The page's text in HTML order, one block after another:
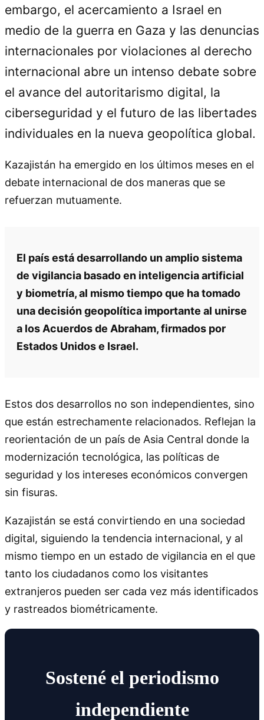
embargo, el acercamiento a Israel en
medio de la guerra en Gaza y las denuncias
internacionales por violaciones al derecho
internacional abre un intenso debate sobre
el avance del autoritarismo digital, la
ciberseguridad y el futuro de las libertades
individuales en la nueva geopolítica global.
Kazajistán ha emergido en los últimos meses en el
debate internacional de dos maneras que se
refuerzan mutuamente.
El país está desarrollando un amplio sistema
de vigilancia basado en inteligencia artificial
y biometría, al mismo tiempo que ha tomado
una decisión geopolítica importante al unirse
a los Acuerdos de Abraham, firmados por
Estados Unidos e Israel.
Estos dos desarrollos no son independientes, sino
que están estrechamente relacionados. Reflejan la
reorientación de un país de Asia Central donde la
modernización tecnológica, las políticas de
seguridad y los intereses económicos convergen
sin fisuras.
Kazajistán se está convirtiendo en una sociedad
digital, siguiendo la tendencia internacional, y al
mismo tiempo en un estado de vigilancia en el que
tanto los ciudadanos como los visitantes
extranjeros pueden ser cada vez más identificados
y rastreados biométricamente.
Sostené el periodismo
independiente